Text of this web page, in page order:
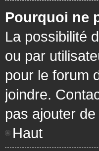
Pourquoi ne
La possibilité
ou par
pour le forum
joindre.
pas ajouter
Haut